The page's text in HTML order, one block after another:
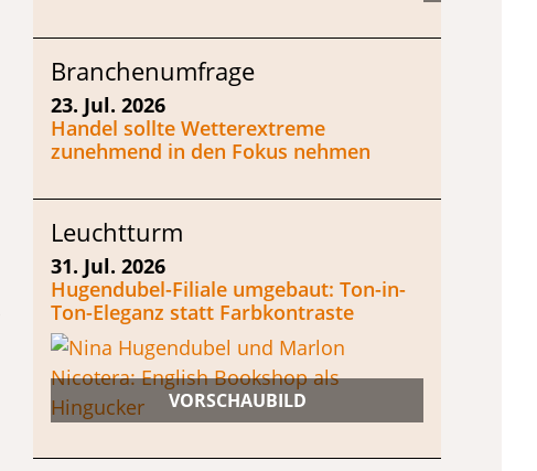
Branchenumfrage
23. Jul. 2026
Handel sollte Wetterextreme
zunehmend in den Fokus nehmen
Leuchtturm
31. Jul. 2026
Hugendubel-Filiale umgebaut: Ton-in-
Ton-Eleganz statt Farbkontraste